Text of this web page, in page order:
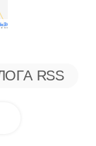
RSS